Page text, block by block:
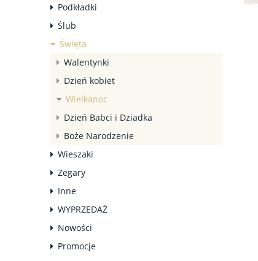
Podkładki
Ślub
Święta
Walentynki
Dzień kobiet
Wielkanoc
Dzień Babci i Dziadka
Boże Narodzenie
Wieszaki
Zegary
Inne
WYPRZEDAŻ
Nowości
Promocje